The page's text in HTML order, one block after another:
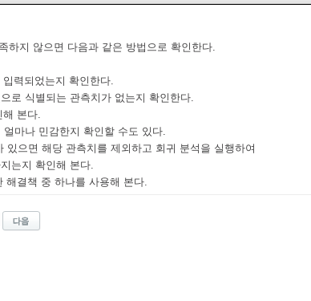
하지 않으면 다음과 같은 방법으로 확인한다.
력되었는지 확인한다.
식별되는 관측치가 없는지 확인한다.
본다.
마나 민감한지 확인할 수도 있다.
으면 해당 관측치를 제외하고 회귀 분석을 실행하여
는지 확인해 본다.
결책 중 하나를 사용해 본다.